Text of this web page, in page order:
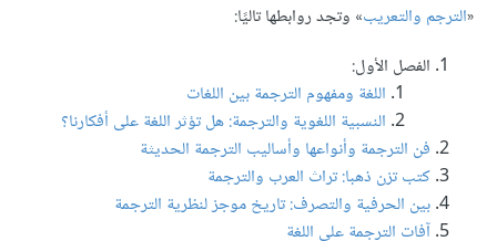
«الترجم والتعريب» وتجد روابطها تاليًا:
الفصل الأول:
اللغة ومفهوم الترجمة بين اللغات
النسبية اللغوية والترجمة: هل تؤثر اللغة على أفكارنا؟
فن الترجمة وأنواعها وأساليب الترجمة الحديثة
كتب تزن ذهبا: تراث العرب والترجمة
بين الحرفية والتصرف: تاريخ موجز لنظرية الترجمة
آفات الترجمة على اللغة